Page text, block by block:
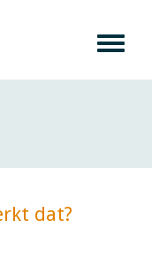
dat?​​​​​​